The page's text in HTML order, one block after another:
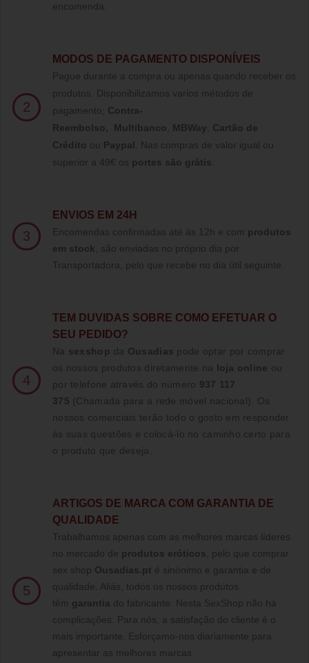
encomenda.
2
MODOS DE PAGAMENTO DISPONÍVEIS
Pague durante a compra ou apenas quando receber os
produtos. Disponibilizamos varios métodos de
pagamento; Contra-
Reembolso, Multibanco MBWay
Cartão de
Crédito ou Paypal
Nas compras de valor igual ou
superior a 49€ os portes são grátis
3
ENVIOS EM 24H
Encomendas confirmadas até às 12h e com produtos
em stock , são enviadas no próprio dia por
Transportadora, pelo que recebe no dia útil seguinte.
4
TE M DUVIDAS SOBRE COMO EFETUAR O
SEU PEDIDO?
Na sexshop da Ousadias pode optar por comprar
os nossos produtos diretamente na loja online ou
por telefone através do número 937 117
375 (Chamada para a rede móvel nacional)
. Os
nossos comerciais terão todo o gosto em responder
ás suas questões e colocá-lo no caminho certo para
o produto que deseja.
5
ARTIGOS DE MARCA COM GARANTIA DE
QUALIDADE
Trabalhamos apenas com as melhores marcas líderes
no mercado de produtos eróticos , pelo que comprar
sex shop Ousadias.pt é sinónimo e garantia e de
qualidade. Aliás, todos os nossos produtos
têm garantia do fabricante. Nesta SexShop não há
complicações. Para nós, a satisfação do cliente é o
mais importante. Esforçamo-nos diariamente para
apresentar as melhores marcas